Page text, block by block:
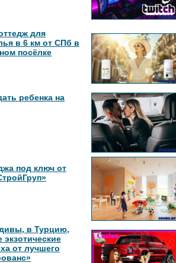
для
в 6 км от СПб в
посёлке
ребенка на
под ключ от
в Турцию,
экзотические
от лучшего